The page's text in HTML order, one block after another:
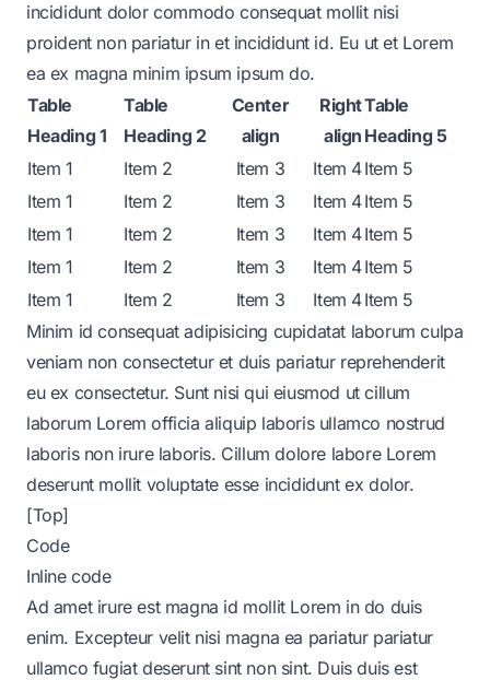
incididunt dolor commodo consequat mollit nisi
proident non pariatur in et incididunt id. Eu ut et Lorem
ea ex magna minim ipsum ipsum do.
Table
Heading 1
Table
Heading 2
Center
align
Right
align
Table
Heading 5
Item 1
Item 2 Item 3 Item 4Item 5
Item 1
Item 2 Item 3 Item 4Item 5
Item 1
Item 2 Item 3 Item 4Item 5
Item 1
Item 2 Item 3 Item 4Item 5
Item 1
Item 2 Item 3 Item 4Item 5
Minim id consequat adipisicing cupidatat laborum culpa
veniam non consectetur et duis pariatur reprehenderit
eu ex consectetur. Sunt nisi qui eiusmod ut cillum
laborum Lorem officia aliquip laboris ullamco nostrud
laboris non irure laboris. Cillum dolore labore Lorem
deserunt mollit voluptate esse incididunt ex dolor.
[Top]
Code
Inline code
Ad amet irure est magna id mollit Lorem in do duis
enim. Excepteur velit nisi magna ea pariatur pariatur
ullamco fugiat deserunt sint non sint. Duis duis est